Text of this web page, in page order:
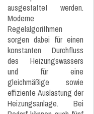
ausgestattet werden.
Moderne
Regelalgorithmen
sorgen dabei für einen
konstanten Durchfluss
des Heizungswassers
und für eine
gleichmäßige sowie
effiziente Auslastung der
Heizungsanlage. Bei